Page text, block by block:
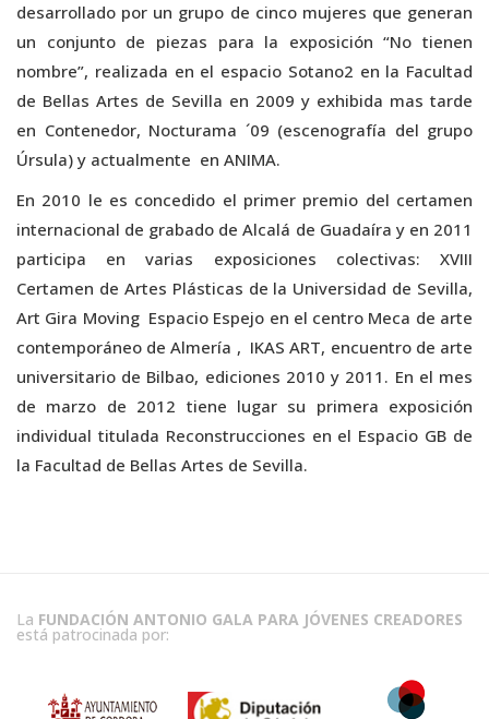
desarrollado por un grupo de cinco mujeres que generan
un conjunto de piezas para la exposición “No tienen
nombre”, realizada en el espacio Sotano2 en la Facultad
de Bellas Artes de Sevilla en 2009 y exhibida mas tarde
en Contenedor, Nocturama ´09 (escenografía del grupo
Úrsula) y actualmente en ANIMA.
En 2010 le es concedido el primer premio del certamen
internacional de grabado de Alcalá de Guadaíra y en 2011
participa en varias exposiciones colectivas: XVIII
Certamen de Artes Plásticas de la Universidad de Sevilla,
Art Gira Moving Espacio Espejo en el centro Meca de arte
contemporáneo de Almería , IKAS ART, encuentro de arte
universitario de Bilbao, ediciones 2010 y 2011. En el mes
de marzo de 2012 tiene lugar su primera exposición
individual titulada Reconstrucciones en el Espacio GB de
la Facultad de Bellas Artes de Sevilla.
La FUNDACIÓN ANTONIO GALA PARA JÓVENES CREADORES
está patrocinada por: